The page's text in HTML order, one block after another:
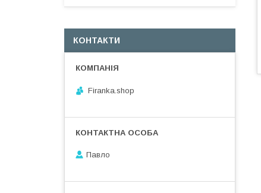
КОНТАКТИ
Firanka.shop
Павло